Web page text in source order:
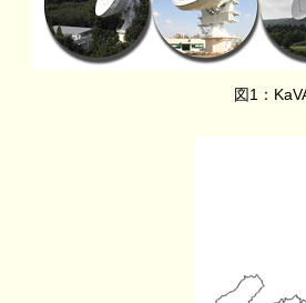
図1：